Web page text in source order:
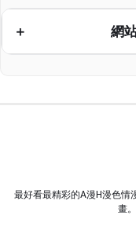
網
最好看最精彩的A漫H漫色情
畫